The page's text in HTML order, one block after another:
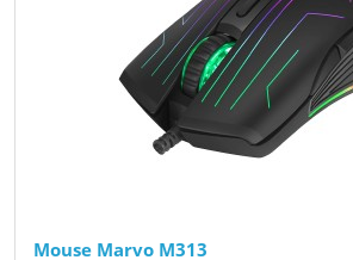
Mouse Marvo M313